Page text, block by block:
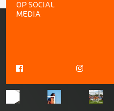
OP SOCIAL
MEDIA